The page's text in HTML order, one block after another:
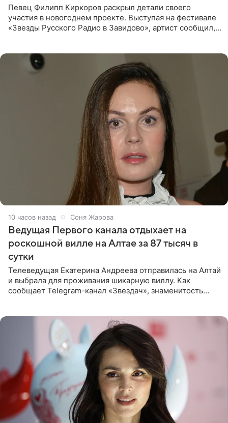
Певец Филипп Киркоров раскрыл детали своего
участия в новогоднем проекте. Выступая на фестивале
«Звезды Русского Радио в Завидово», артист сообщил,
10 часов назад Соня Жарова
Ведущая Первого канала отдыхает на
роскошной вилле на Алтае за 87 тысяч в
сутки
Телеведущая Екатерина Андреева отправилась на Алтай
и выбрала для проживания шикарную виллу. Как
сообщает Telegram-канал «Звездач», знаменитость